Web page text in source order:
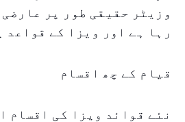
وزیٹر حقیقی طور پر
رہا ہے اور ویزا کے قواعد
قیام کے چھ اقسام
نئے قوائد ویزا کی اقسام